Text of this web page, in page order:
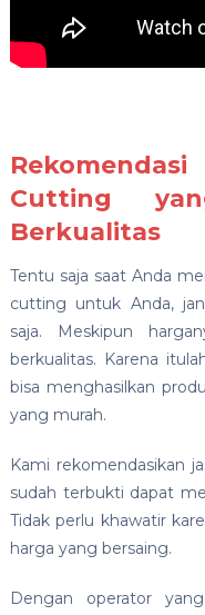
Cutting
Berkualitas
Tentu saja saat Anda
cutting untuk Anda,
saja. Meskipun
berkualitas. Karena
bisa menghasilkan
yang murah.
Kami rekomendasikan
sudah terbukti dapat
Tidak perlu khawatir
harga yang bersaing.
Dengan operator